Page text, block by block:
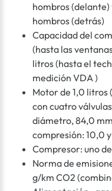
hombros (delante)
hombros (detrás)
Capacidad del
(hasta las
litros (hasta el
medición VDA )
Motor de 1,0 litros
con cuatro
diámetro, 84,0
compresión: 10,0
Compresor: uno
Norma de
g/km CO2